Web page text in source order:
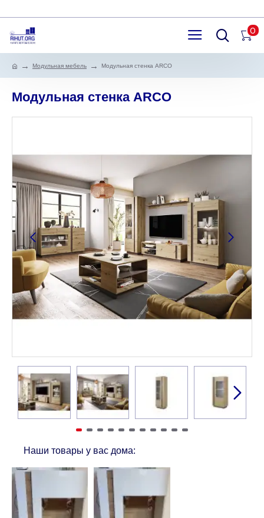
0
Модульная мебель Модульная стенка ARCO
Модульная стенка ARCO
Наши товары у вас дома: